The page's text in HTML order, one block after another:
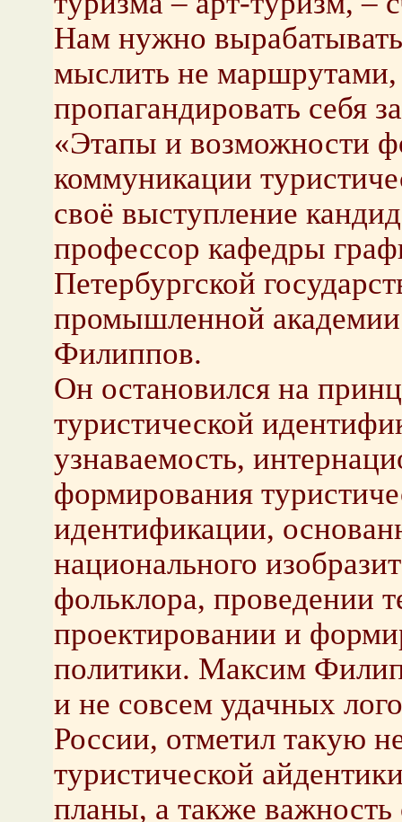
Нам нужно
мыслить не маршрутами,
пропагандировать себя
«Этапы и возможности
коммуникации
своё выступление
профессор кафедры
Петербургской
промышленной
Филиппов.
Он остановился на
туристической
узнаваемость,
формирования
идентификации,
национального
фольклора, проведении
проектировании и
политики. Максим
и не совсем удачных
России, отметил такую
туристической
планы, а также